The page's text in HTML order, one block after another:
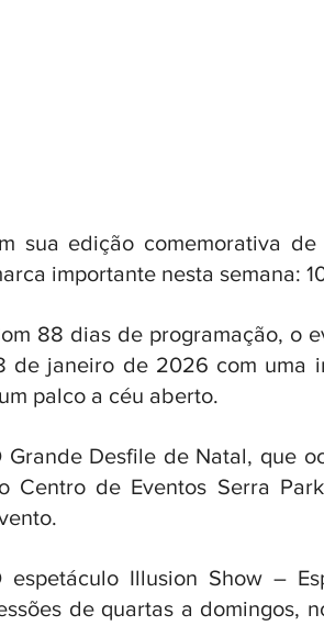
sua edição comemorativa
importante nesta semana:
88 dias de programação, o
de janeiro de 2026 com uma
palco a céu aberto.
Grande Desfile de Natal, que
Centro de Eventos Serra
espetáculo Illusion Show –
de quartas a domingos,